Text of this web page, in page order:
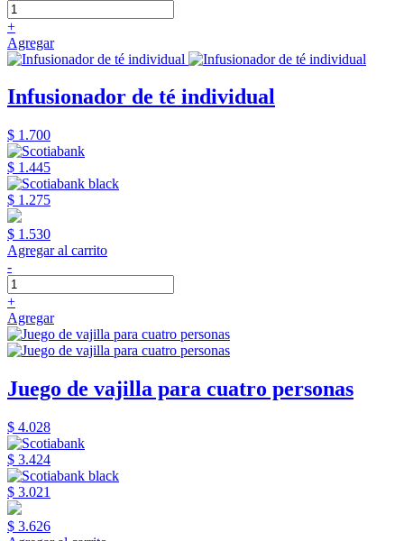
+
Agregar
Infusionador de té individual
$ 1.700
$ 1.445
$ 1.275
$ 1.530
Agregar al carrito
-
+
Agregar
Juego de vajilla para cuatro personas
$ 4.028
$ 3.424
$ 3.021
$ 3.626